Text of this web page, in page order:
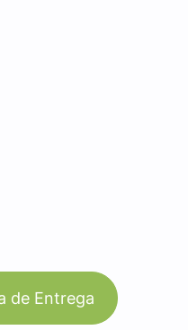
de Entrega